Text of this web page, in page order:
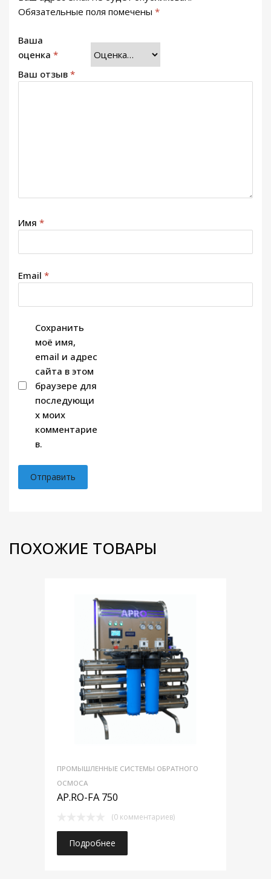
Обязательные поля помечены *
Ваша
оценка *
Ваш отзыв *
Имя *
Email *
Сохранить
моё имя,
email и адрес
сайта в этом
браузере для
последующи
х моих
комментарие
в.
ПОХОЖИЕ ТОВАРЫ
ПРОМЫШЛЕННЫЕ СИСТЕМЫ ОБРАТНОГО
ОСМОСА
AP.RO-FA 750
(0 комментариев)
Подробнее